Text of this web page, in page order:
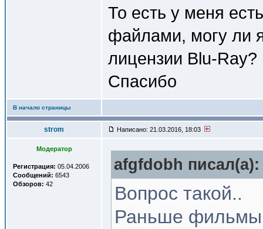
То есть у меня
файлами, могу ли
лицензии Blu-Ray?
Спасибо
В начало страницы
strom Написано: 21.03.2016, 18:03
Модератор
Регистрация: 05.04.2006
Сообщений: 6543
Обзоров: 42
afgfdobh писал(a):
Вопрос такой..
Раньше фильмы